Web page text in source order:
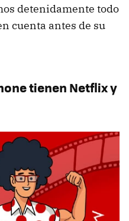
detenidamente todo
cuenta antes de su
tienen Netflix y